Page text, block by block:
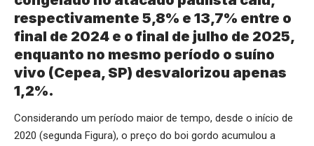
respectivamente 5,8% e 13,7% entre o
final de 2024 e o final de julho de 2025,
enquanto no mesmo período o suíno
vivo (Cepea, SP) desvalorizou apenas
1,2%.
Considerando um período maior de tempo, desde o início de
2020 (segunda Figura), o preço do boi gordo acumulou a